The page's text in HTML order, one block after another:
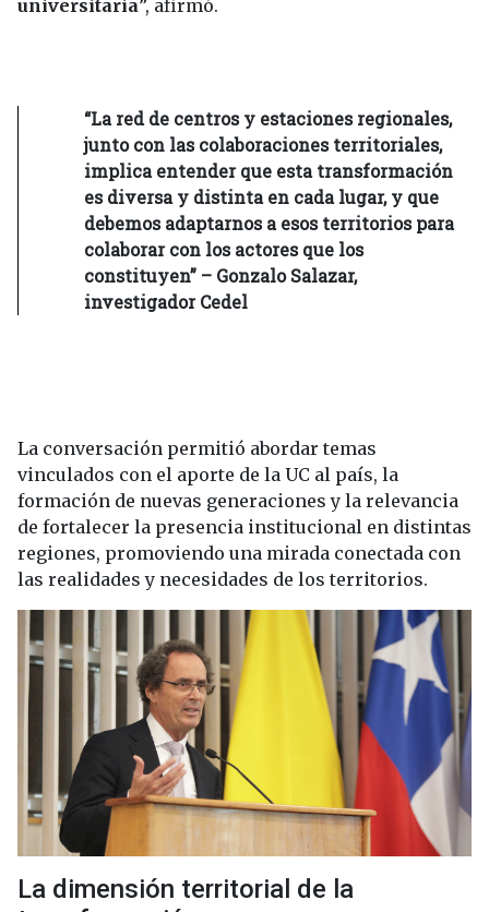
universitaria”, afirmó.
“La red de centros y estaciones regionales,
junto con las colaboraciones territoriales,
implica entender que esta transformación
es diversa y distinta en cada lugar, y que
debemos adaptarnos a esos territorios para
colaborar con los actores que los
constituyen” – Gonzalo Salazar,
investigador Cedel
La conversación permitió abordar temas
vinculados con el aporte de la UC al país, la
formación de nuevas generaciones y la relevancia
de fortalecer la presencia institucional en distintas
regiones, promoviendo una mirada conectada con
las realidades y necesidades de los territorios.
La dimensión territorial de la